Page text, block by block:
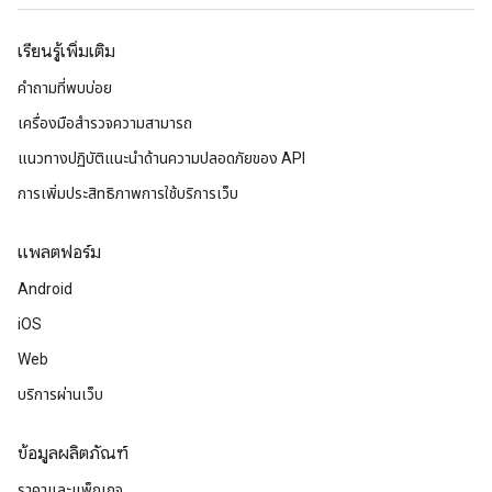
เรียนรู้เพิ่มเติม
คำถามที่พบบ่อย
เครื่องมือสำรวจความสามารถ
แนวทางปฏิบัติแนะนําด้านความปลอดภัยของ API
การเพิ่มประสิทธิภาพการใช้บริการเว็บ
แพลตฟอร์ม
Android
iOS
Web
บริการผ่านเว็บ
ข้อมูลผลิตภัณฑ์